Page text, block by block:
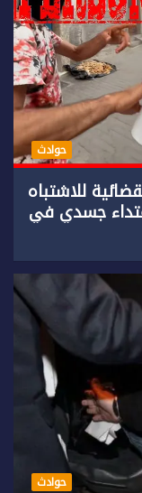
حوادث
للاشتباه
جسدي في
حوادث